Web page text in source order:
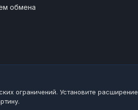
обмена
ограничений. Установите расширение